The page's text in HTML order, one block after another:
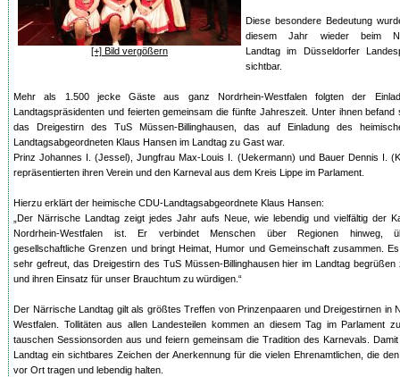
[+] Bild vergößern
Diese besondere Bedeutung
diesem Jahr wieder beim
Landtag im Düsseldorfer
sichtbar.
Mehr als 1.500 jecke Gäste aus ganz Nordrhein-Westfalen folgten der
Landtagspräsidenten und feierten gemeinsam die fünfte Jahreszeit. Unter ihnen befand
das Dreigestirn des TuS Müssen-Billinghausen, das auf Einladung des
Landtagsabgeordneten Klaus Hansen im Landtag zu Gast war.
Prinz Johannes I. (Jessel), Jungfrau Max-Louis I. (Uekermann) und Bauer Dennis I.
repräsentierten ihren Verein und den Karneval aus dem Kreis Lippe im Parlament.
Hierzu erklärt der heimische CDU-Landtagsabgeordnete Klaus Hansen:
„Der Närrische Landtag zeigt jedes Jahr aufs Neue, wie lebendig und vielfältig der
Nordrhein-Westfalen ist. Er verbindet Menschen über Regionen hinweg,
gesellschaftliche Grenzen und bringt Heimat, Humor und Gemeinschaft zusammen.
sehr gefreut, das Dreigestirn des TuS Müssen-Billinghausen hier im Landtag begrüßen
und ihren Einsatz für unser Brauchtum zu würdigen.“
Der Närrische Landtag gilt als größtes Treffen von Prinzenpaaren und Dreigestirnen in
Westfalen. Tollitäten aus allen Landesteilen kommen an diesem Tag im Parlament
tauschen Sessionsorden aus und feiern gemeinsam die Tradition des Karnevals.
Landtag ein sichtbares Zeichen der Anerkennung für die vielen Ehrenamtlichen, die
vor Ort tragen und lebendig halten.